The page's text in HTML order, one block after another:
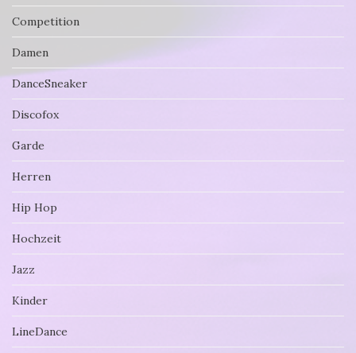
Competition
Damen
DanceSneaker
Discofox
Garde
Herren
Hip Hop
Hochzeit
Jazz
Kinder
LineDance